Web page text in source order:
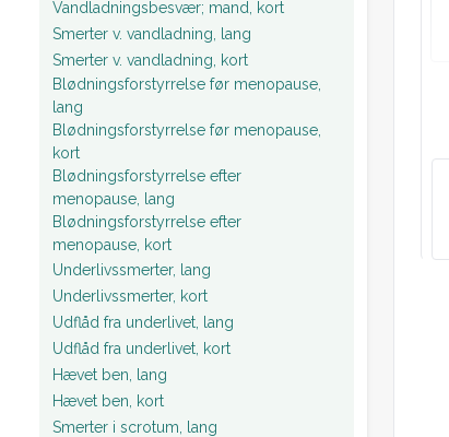
Vandladningsbesvær; mand, kort
Smerter v. vandladning, lang
Smerter v. vandladning, kort
Blødningsforstyrrelse før menopause,
lang
Blødningsforstyrrelse før menopause,
kort
Blødningsforstyrrelse efter
menopause, lang
Blødningsforstyrrelse efter
menopause, kort
Underlivssmerter, lang
Underlivssmerter, kort
Udflåd fra underlivet, lang
Udflåd fra underlivet, kort
Hævet ben, lang
Hævet ben, kort
Smerter i scrotum, lang